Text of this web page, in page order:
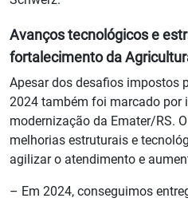
Avanços tecnológicos e
fortalecimento da
Apesar dos desafios impostos
2024 também foi marcado por
modernização da Emater/RS.
melhorias estruturais e
agilizar o atendimento e
– Em 2024, conseguimos